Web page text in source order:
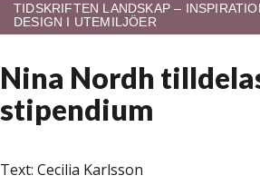
TIDSKRIFTEN LANDSKAP –
DESIGN I UTEMILJÖER
Nina Nordh
stipendium
Text: Cecilia Karlsson